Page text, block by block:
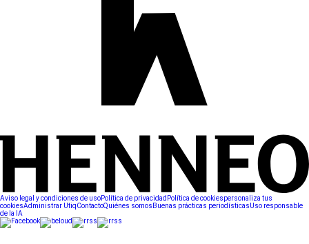
Aviso legal y condiciones de usoPolítica de privacidad Política de cookiespersonaliza tus
cookiesAdministrar UtiqContactoQuiénes somos Buenas prácticas periodísticasUso responsable
de la IA